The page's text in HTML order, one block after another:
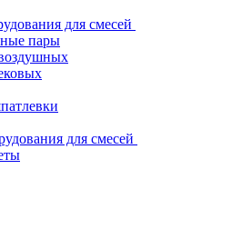
для смесей
пары
для смесей